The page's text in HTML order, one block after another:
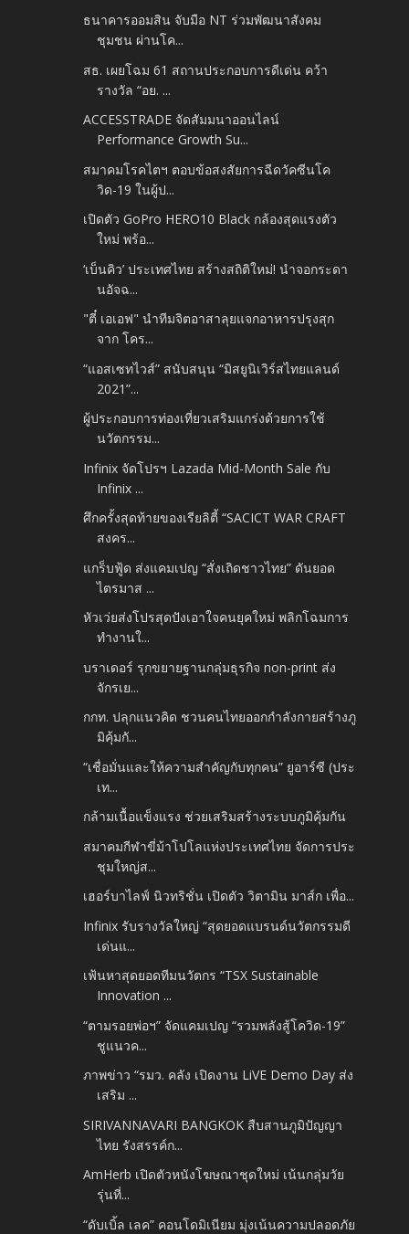
ธนาคารออมสิน จับมือ NT ร่วมพัฒนาสังคม
ชุมชน ผ่านโค...
สธ. เผยโฉม 61 สถานประกอบการดีเด่น คว้า
รางวัล “อย. ...
ACCESSTRADE จัดสัมมนาออนไลน์
Performance Growth Su...
สมาคมโรคไตฯ ตอบข้อสงสัยการฉีดวัคซีนโค
วิด-19 ในผู้ป...
เปิดตัว GoPro HERO10 Black กล้องสุดแรงตัว
ใหม่ พร้อ...
‘เบ็นคิว’ ประเทศไทย สร้างสถิติใหม่! นำจอกระดา
นอัจฉ...
"ตี๋ เอเอฟ" นำทีมจิตอาสาลุยแจกอาหารปรุงสุก
จาก โคร...
“แอสเซทไวส์” สนับสนุน “มิสยูนิเวิร์สไทยแลนด์
2021”...
ผู้ประกอบการท่องเที่ยวเสริมแกร่งด้วยการใช้
นวัตกรรม...
Infinix จัดโปรฯ Lazada Mid-Month Sale กับ
Infinix ...
ศึกครั้งสุดท้ายของเรียลิตี้ “SACICT WAR CRAFT
สงคร...
แกร็บฟู้ด ส่งแคมเปญ “สั่งเถิดชาวไทย” ดันยอด
ไตรมาส ...
หัวเว่ยส่งโปรสุดปังเอาใจคนยุคใหม่ พลิกโฉมการ
ทำงานใ...
บราเดอร์ รุกขยายฐานกลุ่มธุรกิจ non-print ส่ง
จักรเย...
กกท. ปลุกแนวคิด ชวนคนไทยออกกำลังกายสร้างภู
มิคุ้มกั...
“เชื่อมั่นและให้ความสำคัญกับทุกคน” ยูอาร์ซี (ประ
เท...
กล้ามเนื้อแข็งแรง ช่วยเสริมสร้างระบบภูมิคุ้มกัน
สมาคมกีฬาขี่ม้าโปโลแห่งประเทศไทย จัดการประ
ชุมใหญ่ส...
เฮอร์บาไลฟ์ นิวทริชั่น เปิดตัว วิตามิน มาส์ก เพื่อ...
Infinix รับรางวัลใหญ่ “สุดยอดแบรนด์นวัตกรรมดี
เด่นแ...
เฟ้นหาสุดยอดทีมนวัตกร “TSX Sustainable
Innovation ...
“ตามรอยพ่อฯ” จัดแคมเปญ “รวมพลังสู้โควิด-19”
ชูแนวค...
ภาพข่าว “รมว. คลัง เปิดงาน LiVE Demo Day ส่ง
เสริม ...
SIRIVANNAVARI BANGKOK สืบสานภูมิปัญญา
ไทย รังสรรค์ก...
AmHerb เปิดตัวหนังโฆษณาชุดใหม่ เน้นกลุ่มวัย
รุ่นที่...
“ดับเบิ้ล เลค” คอนโดมิเนียม มุ่งเน้นความปลอดภัย